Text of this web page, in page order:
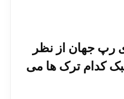
رپ جهان از نظر
کدام ترک ها می